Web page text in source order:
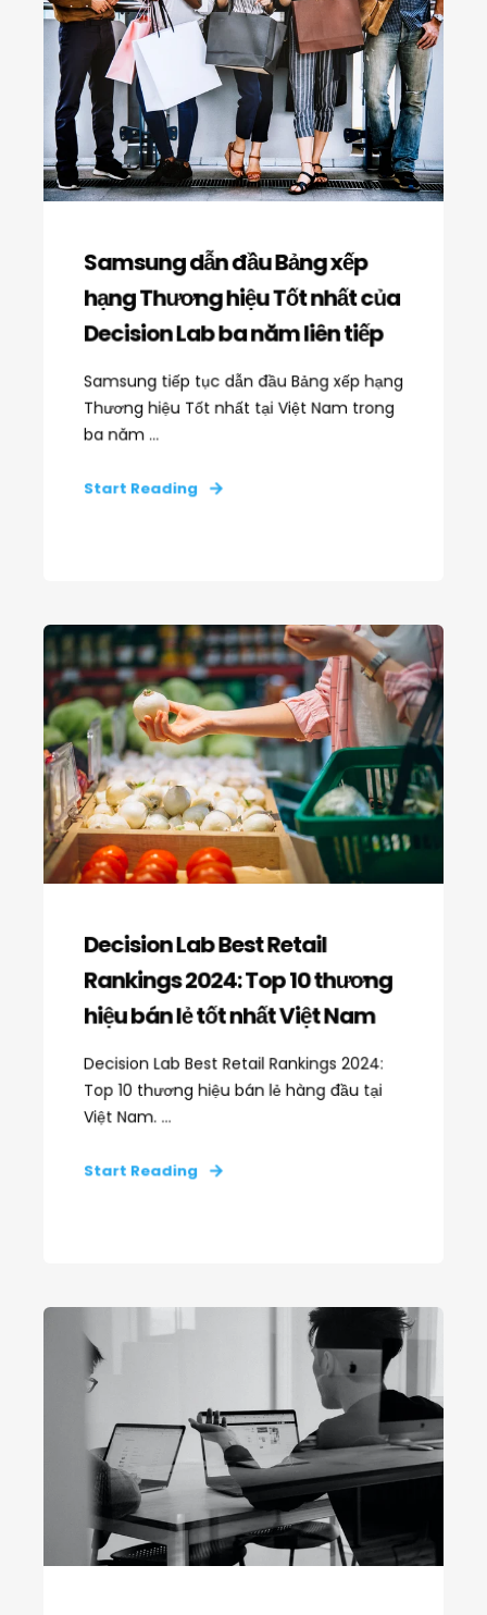
Samsung dẫn đầu Bảng xếp
hạng Thương hiệu Tốt nhất của
Decision Lab ba năm liên tiếp
Samsung tiếp tục dẫn đầu Bảng xếp hạng
Thương hiệu Tốt nhất tại Việt Nam trong
ba năm ...
Start Reading
Decision Lab Best Retail
Rankings 2024: Top 10 thương
hiệu bán lẻ tốt nhất Việt Nam
Decision Lab Best Retail Rankings 2024:
Top 10 thương hiệu bán lẻ hàng đầu tại
Việt Nam. ...
Start Reading